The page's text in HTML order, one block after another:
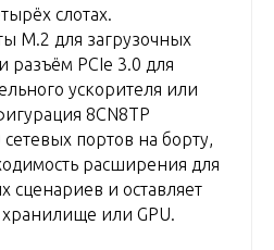
слотах.
M.2 для загрузочных
разъём PCIe 3.0 для
ускорителя или
8CN8TP
портов на борту,
расширения для
сценариев и оставляет
или GPU.